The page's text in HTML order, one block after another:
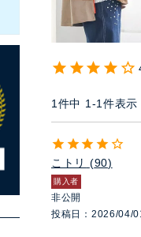
1 件中 1 -1 件表示
こトリ 90
購入者
非公開
投稿日
2026/04/